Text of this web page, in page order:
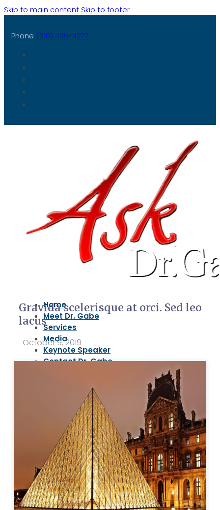
Skip to main contentSkip to footer
Phone (310) 496-4277
Home
Meet Dr. Gabe
Services
Media
Keynote Speaker
Contact Dr. Gabe
Meet Dr. Gabe
Services
Media
Keynote Speaker
Contact Dr. Gabe
Gravida scelerisque at orci. Sed leo
lacus
October 9, 2019